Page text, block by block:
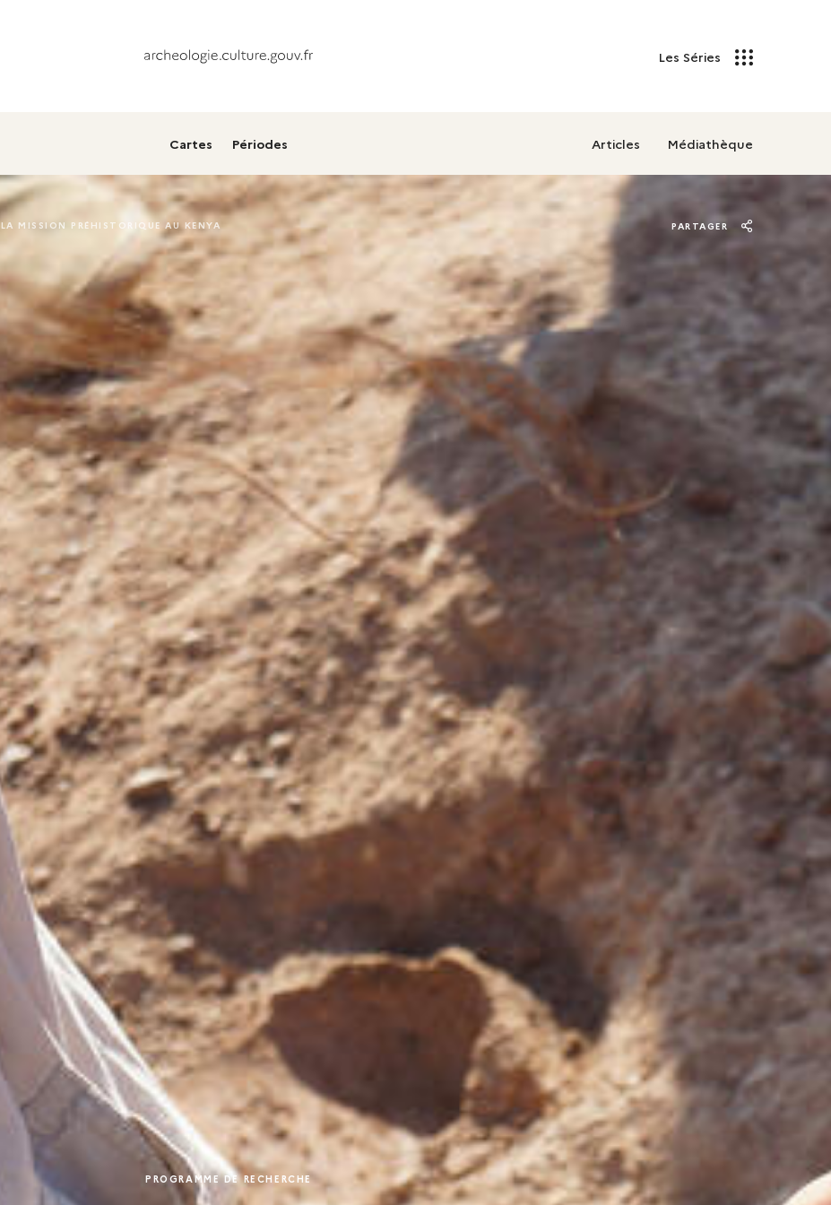
Les Séries
Cartes Périodes Articles Médiathèque
PROGRAMME DE RECHERCHE
LA MISSION PRÉHISTORIQUE AU KENYA PARTAGER